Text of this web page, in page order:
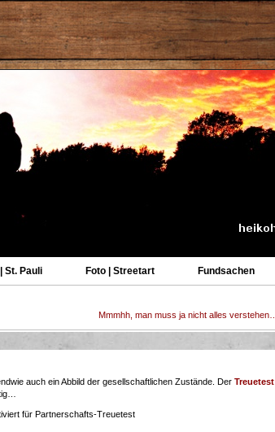
St. Pauli Foto | Streetart Fundsachen
Mmmhh, man muss ja nicht alles verstehen…
auch ein Abbild der gesellschaftlichen Zustände. Der Treuetest
für Partnerschafts-Treuetest